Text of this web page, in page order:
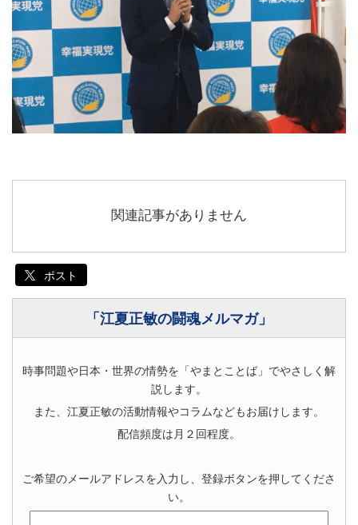
関連記事がありません
ポスト
「江夏正敏の闘魂メルマガ」
時事問題や日本・世界の情勢を「やまとことば」でやさしく解
説します。
また、江夏正敏の活動情報やコラムなどもお届けします。
配信頻度は月２回程度。
ご希望のメールアドレスを入力し、登録ボタンを押してくださ
い。